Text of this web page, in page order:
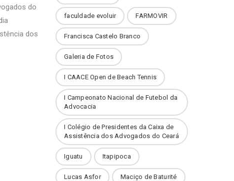
do
dos
faculdade evoluir FARMOVIR
Francisca Castelo Branco
Galeria de Fotos
I CAACE Open de Beach Tennis
I Campeonato Nacional de Futebol da
Advocacia
I Colégio de Presidentes da Caixa de
Assistência dos Advogados do Ceará
Iguatu Itapipoca
Lucas Asfor Maciço de Baturité